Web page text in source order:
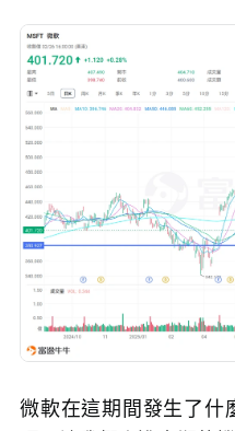
微軟在這期間發生了什